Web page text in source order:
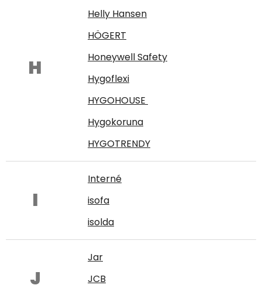
H
Helly Hansen
HÖGERT
Honeywell Safety
Hygoflexi
HYGOHOUSE
Hygokoruna
HYGOTRENDY
I
Interné
isofa
isolda
J
Jar
JCB